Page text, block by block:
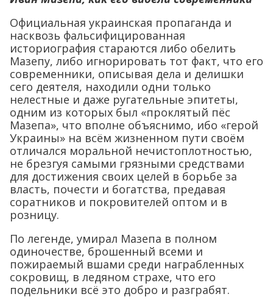
Официальная украинская пропаганда и
насквозь фальсифицированная
историография стараются либо обелить
Мазепу, либо игнорировать тот факт, что его
современники, описывая дела и делишки
сего деятеля, находили одни только
нелестные и даже ругательные эпитеты,
одним из которых был «проклятый пёс
Мазепа», что вполне объяснимо, ибо «герой
Украины» на всём жизненном пути своём
отличался моральной нечистоплотностью,
не брезгуя самыми грязными средствами
для достижения своих целей в борьбе за
власть, почести и богатства, предавая
соратников и покровителей оптом и в
розницу.
По легенде, умирал Мазепа в полном
одиночестве, брошенный всеми и
пожираемый вшами среди награбленных
сокровищ, в ледяном страхе, что его
подельники всё это добро и разграбят.